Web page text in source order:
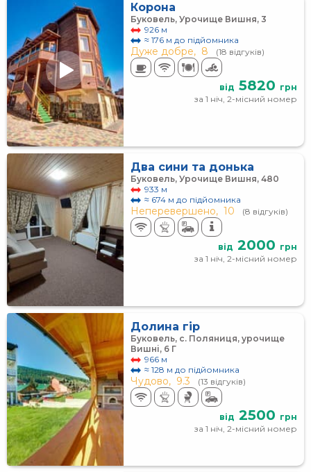
Корона
Буковель, Урочище Вишня, 3
926 м
≈ 176 м до підйомника
Дуже добре, 8 (18 відгуків)
від 5820 грн
за 1 ніч, 2-місний номер
Два сини та донька
Буковель, Урочище Вишня, 480
933 м
≈ 674 м до підйомника
Неперевершено, 10 (8 відгуків)
від 2000 грн
за 1 ніч, 2-місний номер
Долина гір
Буковель, с. Поляниця, урочище
Вишні, 6 Г
966 м
≈ 128 м до підйомника
Чудово, 9.3 (13 відгуків)
від 2500 грн
за 1 ніч, 2-місний номер